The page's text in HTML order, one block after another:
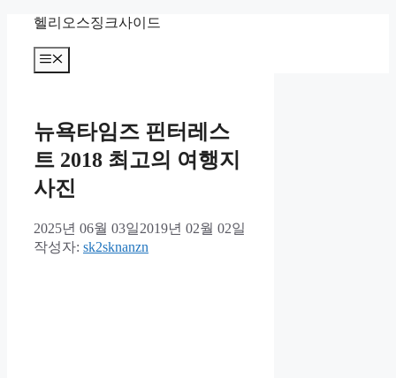
헬리오스징크사이드
메
뉴
뉴욕타임즈 핀터레스
트 2018 최고의 여행지
사진
2025년 06월 03일2019년 02월 02일
작성자: sk2sknanzn